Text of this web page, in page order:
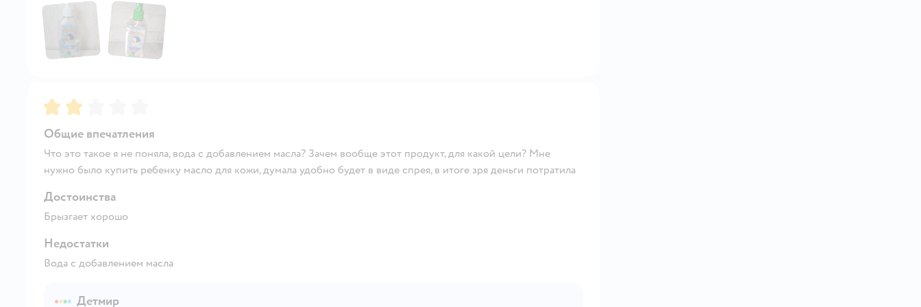
Рейтинг:
Общие впечатления
Что это такое я не поняла, вода с добавлением масла? Зачем вообще этот продукт, для какой цели? Мне
нужно было купить ребенку масло для кожи, думала удобно будет в виде спрея, в итоге зря деньги потратила
Достоинства
Брызгает хорошо
Недостатки
Вода с добавлением масла
Детмир